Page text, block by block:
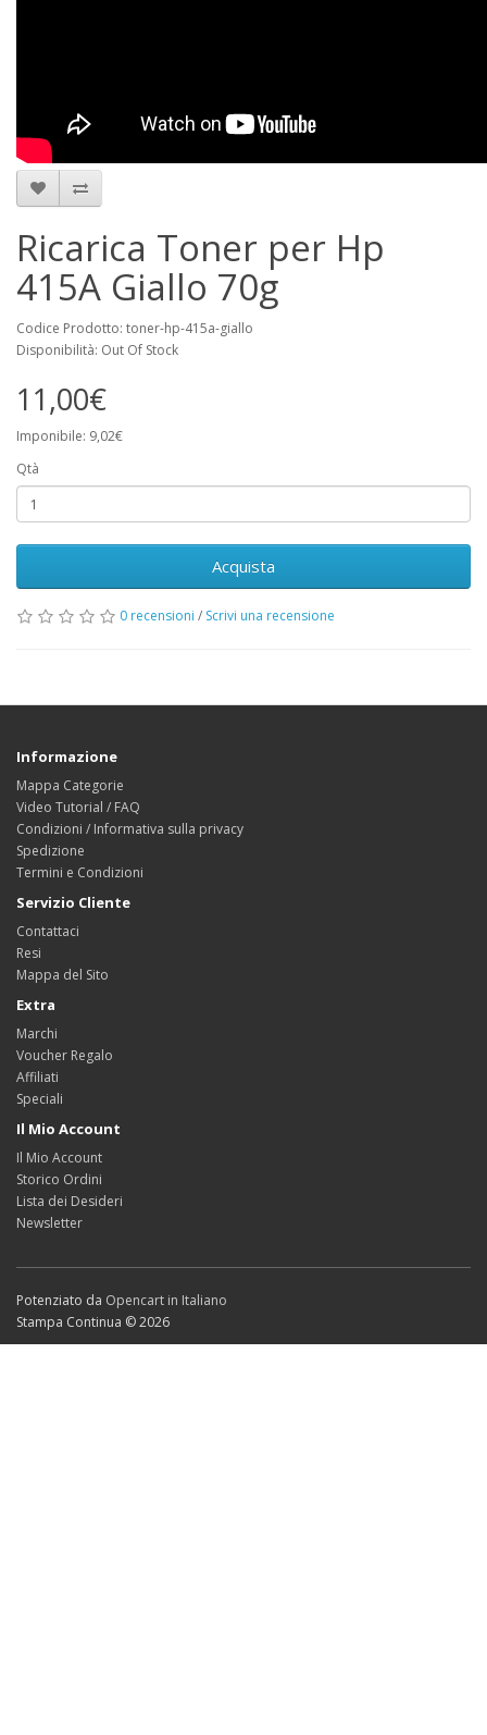
Ricarica Toner per Hp
415A Giallo 70g
Codice Prodotto: toner-hp-415a-giallo
Disponibilità: Out Of Stock
11,00€
Imponibile: 9,02€
Qtà
Acquista
0 recensioni / Scrivi una recensione
Informazione
Mappa Categorie
Video Tutorial / FAQ
Condizioni / Informativa sulla privacy
Spedizione
Termini e Condizioni
Servizio Cliente
Contattaci
Resi
Mappa del Sito
Extra
Marchi
Voucher Regalo
Affiliati
Speciali
Il Mio Account
Il Mio Account
Storico Ordini
Lista dei Desideri
Newsletter
Potenziato da Opencart in Italiano
Stampa Continua © 2026